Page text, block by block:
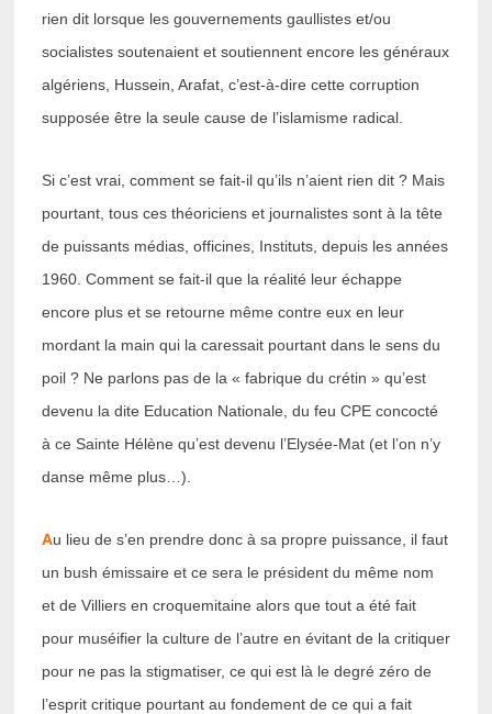
rien dit lorsque les gouvernements gaullistes et/ou
socialistes soutenaient et soutiennent encore les généraux
algériens, Hussein, Arafat, c’est-à-dire cette corruption
supposée être la seule cause de l’islamisme radical.
Si c’est vrai, comment se fait-il qu’ils n’aient rien dit ? Mais
pourtant, tous ces théoriciens et journalistes sont à la tête
de puissants médias, officines, Instituts, depuis les années
1960. Comment se fait-il que la réalité leur échappe
encore plus et se retourne même contre eux en leur
mordant la main qui la caressait pourtant dans le sens du
poil ? Ne parlons pas de la « fabrique du crétin » qu’est
devenu la dite Education Nationale, du feu CPE concocté
à ce Sainte Hélène qu’est devenu l’Elysée-Mat (et l’on n’y
danse même plus…).
Au lieu de s’en prendre donc à sa propre puissance, il faut
un bush émissaire et ce sera le président du même nom
et de Villiers en croquemitaine alors que tout a été fait
pour muséifier la culture de l’autre en évitant de la critiquer
pour ne pas la stigmatiser, ce qui est là le degré zéro de
l’esprit critique pourtant au fondement de ce qui a fait